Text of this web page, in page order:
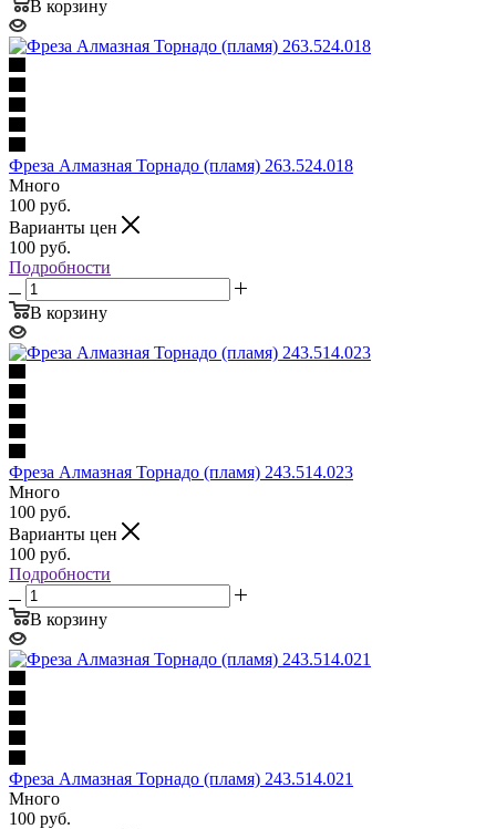
В корзину
Фреза Алмазная Торнадо (пламя) 263.524.018
Много
100 руб.
Варианты цен
100 руб.
Подробности
В корзину
Фреза Алмазная Торнадо (пламя) 243.514.023
Много
100 руб.
Варианты цен
100 руб.
Подробности
В корзину
Фреза Алмазная Торнадо (пламя) 243.514.021
Много
100 руб.